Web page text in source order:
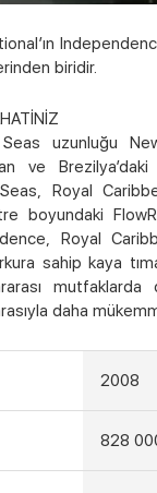
biridir.
uzunluğu
ve
Royal
boyundaki
Royal
sahip kaya
daha
2008
828